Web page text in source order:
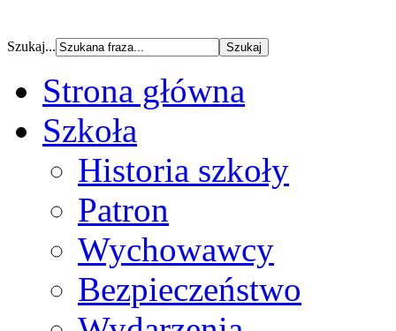
Szukaj...
Strona główna
Szkoła
Historia szkoły
Patron
Wychowawcy
Bezpieczeństwo